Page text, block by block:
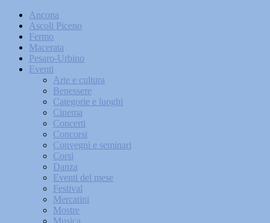
Ancona
Ascoli Piceno
Fermo
Macerata
Pesaro-Urbino
Eventi
Arte e cultura
Benessere
Categorie e luoghi
Cinema
Concerti
Concorsi
Convegni e seminari
Corsi
Danza
Eventi del mese
Festival
Mercatini
Mostre
Musica